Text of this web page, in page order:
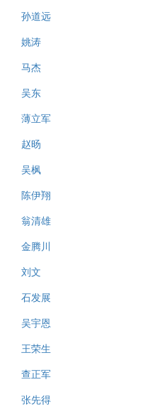
孙道远
姚涛
马杰
吴东
薄立军
赵旸
吴枫
陈伊翔
翁清雄
金腾川
刘文
石发展
吴宇恩
王荣生
查正军
张先得